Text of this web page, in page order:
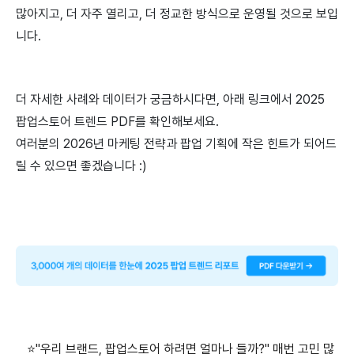
많아지고, 더 자주 열리고, 더 정교한 방식으로 운영될 것으로 보입
니다.
더 자세한 사례와 데이터가 궁금하시다면, 아래 링크에서 2025
팝업스토어 트렌드 PDF를 확인해보세요.
여러분의 2026년 마케팅 전략과 팝업 기획에 작은 힌트가 되어드
릴 수 있으면 좋겠습니다 :)
⭐️"우리 브랜드, 팝업스토어 하려면 얼마나 들까?" 매번 고민 많